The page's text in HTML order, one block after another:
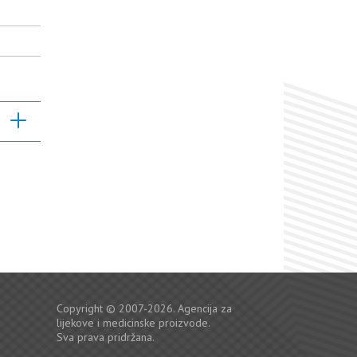
Copyright © 2007-2026. Agencija za
lijekove i medicinske proizvode.
Sva prava pridržana.